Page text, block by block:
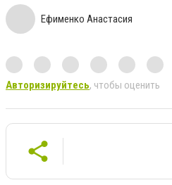
Ефименко Анастасия
Авторизируйтесь, чтобы оценить